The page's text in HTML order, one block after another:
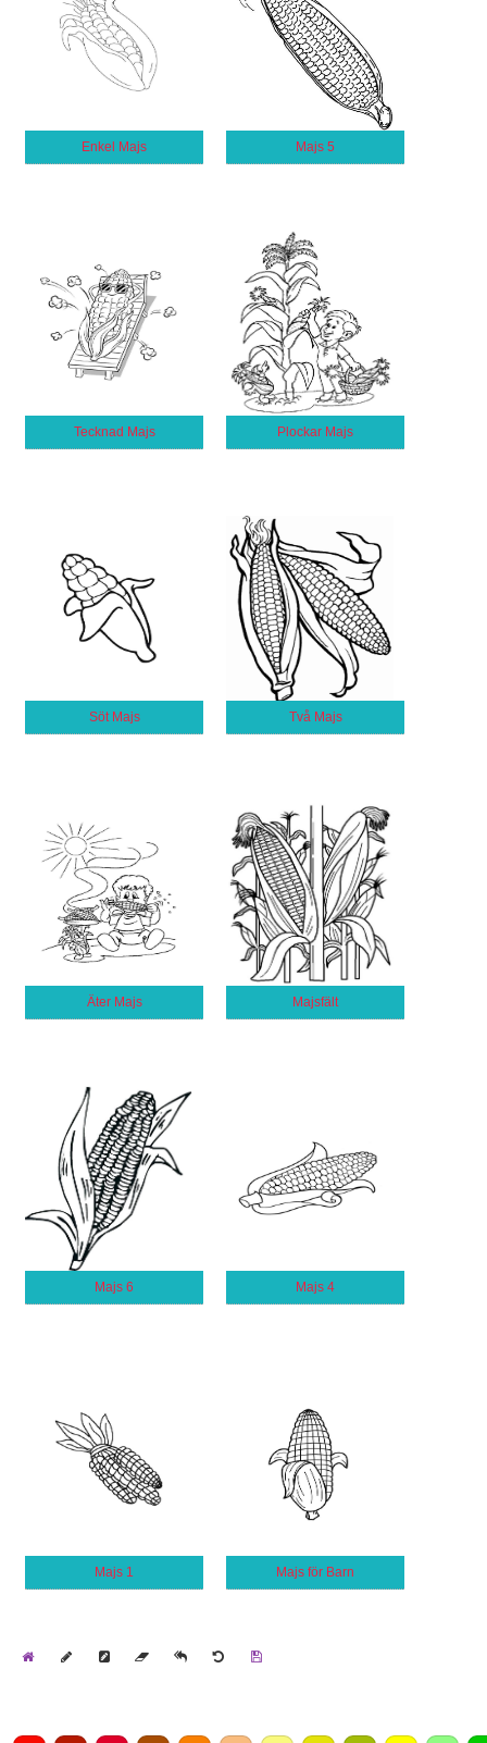
Enkel Majs Majs 5
Tecknad Majs Plockar Majs
Söt Majs Två Majs
Äter Majs Majsfält
Majs 6 Majs 4
Majs 1 Majs för Barn